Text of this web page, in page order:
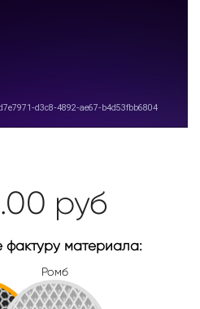
руб
фактуру материала:
Ромб